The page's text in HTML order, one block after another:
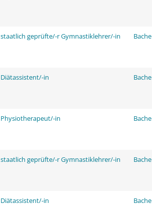
staatlich geprüfte/-r Gymnastiklehrer/-in
Diätassistent/-in
Physiotherapeut/-in
staatlich geprüfte/-r Gymnastiklehrer/-in
Diätassistent/-in